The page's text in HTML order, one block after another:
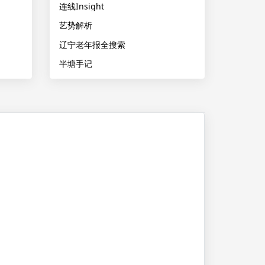
连线Insight
艺势解析
辽宁老年报全搜索
半塘手记